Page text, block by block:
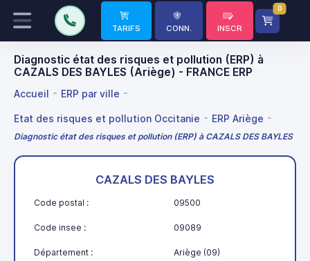
TARIFS CONN. INSCR
0
Diagnostic état des risques et pollution (ERP) à
CAZALS DES BAYLES (Ariège) - FRANCE ERP
Accueil ERP par ville
Etat des risques et pollution Occitanie ERP Ariège
Diagnostic état des risques et pollution (ERP) à CAZALS DES BAYLES
CAZALS DES BAYLES
Code postal : 09500
Code insee : 09089
Département : Ariège (09)